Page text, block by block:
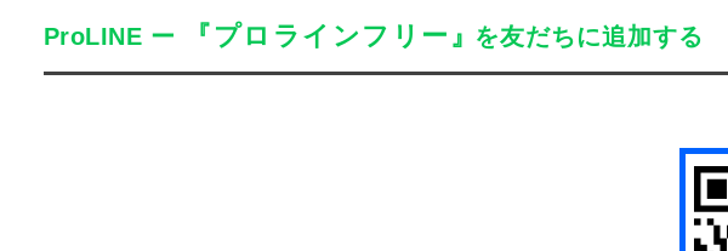
ProLINE ー 『プロラインフリー』を友だちに追加する